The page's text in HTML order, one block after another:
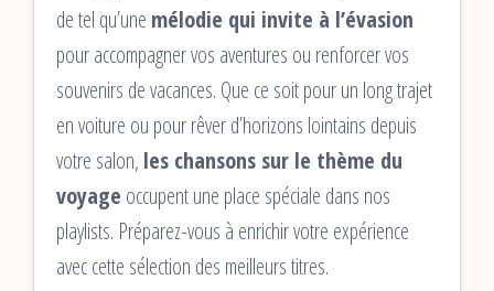
de tel qu’une mélodie qui invite à l’évasion
pour accompagner vos aventures ou renforcer vos
souvenirs de vacances. Que ce soit pour un long trajet
en voiture ou pour rêver d’horizons lointains depuis
votre salon, les chansons sur le thème du
voyage occupent une place spéciale dans nos
playlists. Préparez-vous à enrichir votre expérience
avec cette sélection des meilleurs titres.